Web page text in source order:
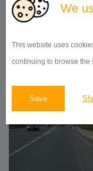
We
This website uses
continuing to browse the
Save
BILLBOARD
ul.Košická, Prešov